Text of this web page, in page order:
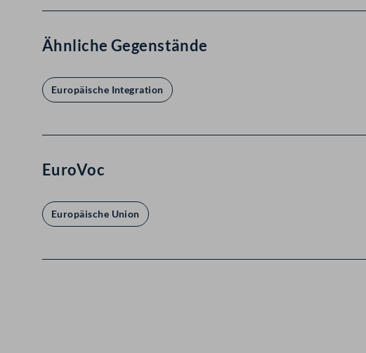
Ähnliche Gegenstände
Europäische Integration
EuroVoc
Europäische Union